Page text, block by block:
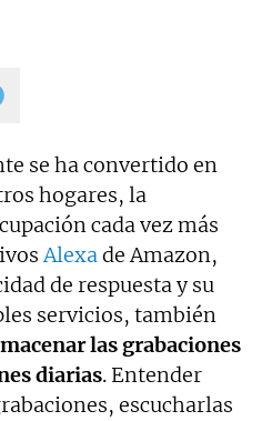
se ha convertido en
hogares, la
cada vez más
Alexade Amazon,
de respuesta y su
servicios, también
las grabaciones
diarias. Entender
escucharlas